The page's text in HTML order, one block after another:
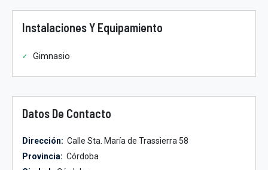
Instalaciones Y Equipamiento
Gimnasio
Datos De Contacto
Dirección: Calle Sta. María de Trassierra 58
Provincia: Córdoba